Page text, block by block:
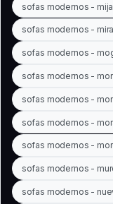
sofas modernos -
sofas modernos -
sofas modernos -
sofas modernos -
sofas modernos -
sofas modernos -
sofas modernos -
sofas modernos -
sofas modernos -